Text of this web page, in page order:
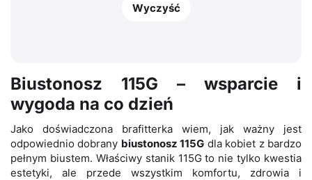
Wyczyść
Biustonosz 115G – wsparcie i
wygoda na co dzień
Jako doświadczona brafitterka wiem, jak ważny jest
odpowiednio dobrany biustonosz 115G dla kobiet z bardzo
pełnym biustem. Właściwy stanik 115G to nie tylko kwestia
estetyki, ale przede wszystkim komfortu, zdrowia i